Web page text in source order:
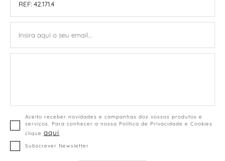
Aceito receber novidades e campanhas dos vossos produtos e
serviços. Para conhecer a nossa Política de Privacidade e Cookies
clique aqui.
Subscrever Newsletter